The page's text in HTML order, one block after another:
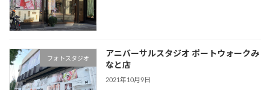
フォトスタジオ
アニバーサルスタジオ ポートウォークみ
なと店
2021年10月9日